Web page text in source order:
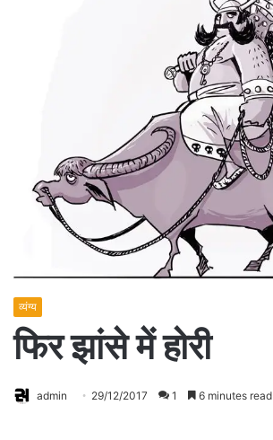
व्यंग्य
फिर झांसे में होरी
admin 29/12/2017 1 6 minutes read